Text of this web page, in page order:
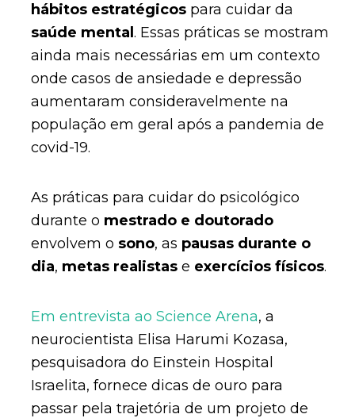
hábitos estratégicospara cuidar da
saúde mental. Essas práticas se mostram
ainda mais necessárias em um contexto
onde casos de ansiedade e depressão
aumentaram consideravelmente na
população em geral após a pandemia de
covid-19.
As práticas para cuidar do psicológico
durante o mestrado e doutorado
envolvem o sono, as pausas durante o
dia, metas realistase exercícios físicos.
Em entrevista ao Science Arena, a
neurocientista Elisa Harumi Kozasa,
pesquisadora do Einstein Hospital
Israelita, fornece dicas de ouro para
passar pela trajetória de um projeto de